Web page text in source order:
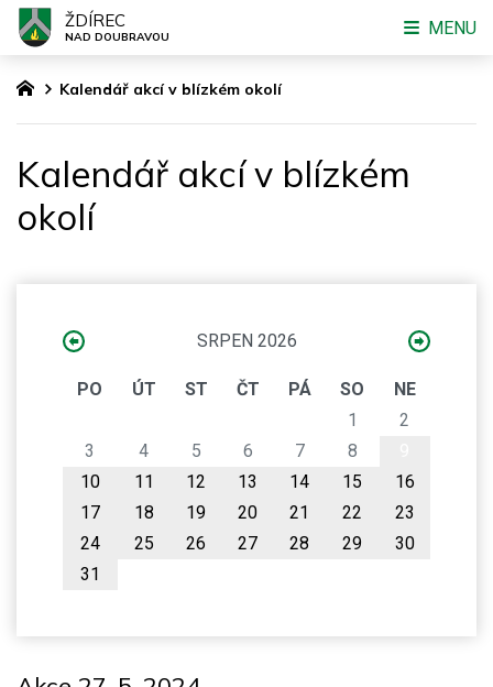
Kalendář akcí v blízkém okolí
Kalendář akcí v blízkém
okolí
SRPEN 2026
PO ÚT ST ČT PÁ SO
NE
1
2
3
4 5 6 7 8
10
11 12 13 14 15
16
17
18 19 20 21 22
23
24
25 26 27 28 29
30
31
ŽDÍREC
NAD DOUBRAVOU MENU